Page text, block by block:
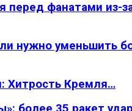
перед фанатами из-
нужно уменьшить
Хитрость Кремля…